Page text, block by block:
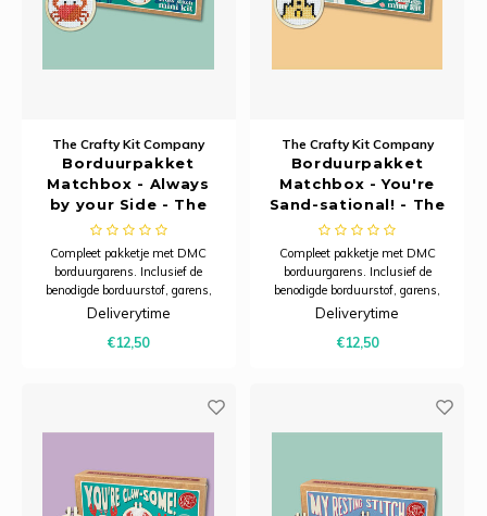
The Crafty Kit Company
Borduurpakket
Matchbox - Always
by your Side - The
Crafty Kit Company
Compleet pakketje met DMC
borduurgarens. Inclusief de
benodigde borduurstof, garens,
patroon, naald en beschrijving.
kartonnen verpakking en is
Deliverytime
€12,50
The Crafty Kit Company
Borduurpakket
Matchbox - You're
Sand-sational! - The
Crafty Kit Company
Compleet pakketje met DMC
borduurgarens. Inclusief de
benodigde borduurstof, garens,
patroon, naald en beschrijving.
kartonnen verpakking en is
Deliverytime
€12,50